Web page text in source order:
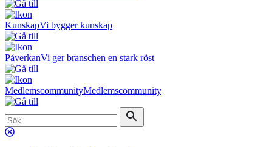
KunskapVi bygger kunskap
PåverkanVi ger branschen en stark röst
MedlemscommunityMedlemscommunity